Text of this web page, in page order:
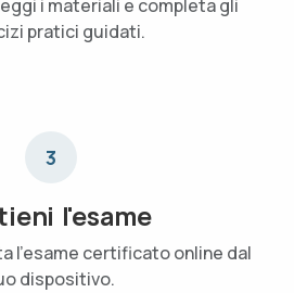
i materiali e completa gli
pratici guidati.
3
l'esame
l'esame certificato online dal
dispositivo.